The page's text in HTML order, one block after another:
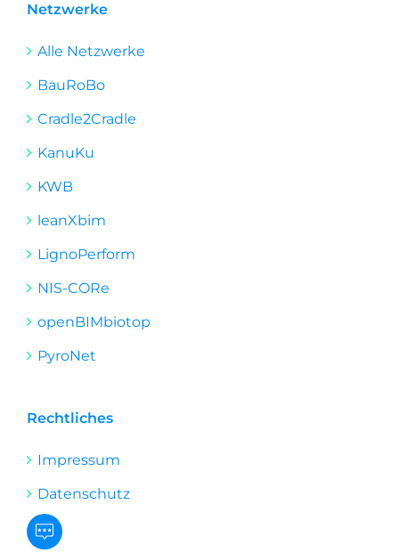
Netzwerke
Alle Netzwerke
BauRoBo
Cradle2Cradle
KanuKu
KWB
leanXbim
LignoPerform
NIS-CORe
openBIMbiotop
PyroNet
Rechtliches
Impressum
Datenschutz